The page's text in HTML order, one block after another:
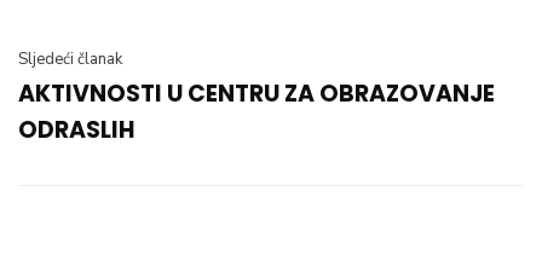
Sljedeći članak
AKTIVNOSTI U CENTRU ZA OBRAZOVANJE
ODRASLIH